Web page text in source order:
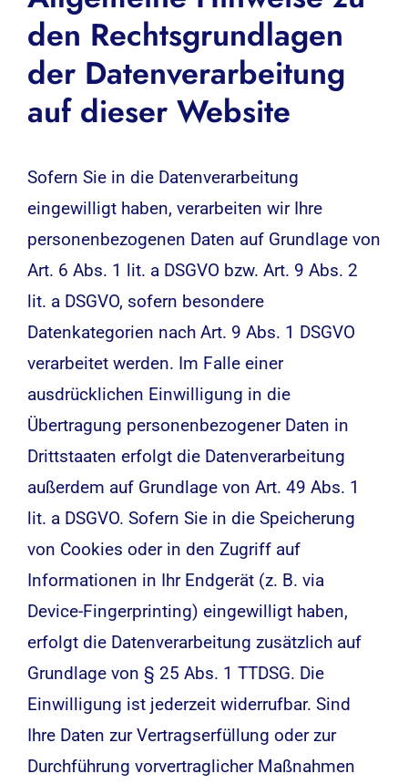
den Rechtsgrundlagen
der Datenverarbeitung
auf dieser Website
Sofern Sie in die Datenverarbeitung
eingewilligt haben, verarbeiten wir Ihre
personenbezogenen Daten auf Grundlage von
Art. 6 Abs. 1 lit. a DSGVO bzw. Art. 9 Abs. 2
lit. a DSGVO, sofern besondere
Datenkategorien nach Art. 9 Abs. 1 DSGVO
verarbeitet werden. Im Falle einer
ausdrücklichen Einwilligung in die
Übertragung personenbezogener Daten in
Drittstaaten erfolgt die Datenverarbeitung
außerdem auf Grundlage von Art. 49 Abs. 1
lit. a DSGVO. Sofern Sie in die Speicherung
von Cookies oder in den Zugriff auf
Informationen in Ihr Endgerät (z. B. via
Device-Fingerprinting) eingewilligt haben,
erfolgt die Datenverarbeitung zusätzlich auf
Grundlage von § 25 Abs. 1 TTDSG. Die
Einwilligung ist jederzeit widerrufbar. Sind
Ihre Daten zur Vertragserfüllung oder zur
Durchführung vorvertraglicher Maßnahmen